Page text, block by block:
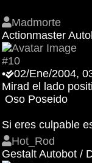
Madmorte
Actionmaster
#10
•
02/Ene/2004,
Mirad el lado
Oso Poseido
Si eres culpable
Hot_Rod
Gestalt Autobot /